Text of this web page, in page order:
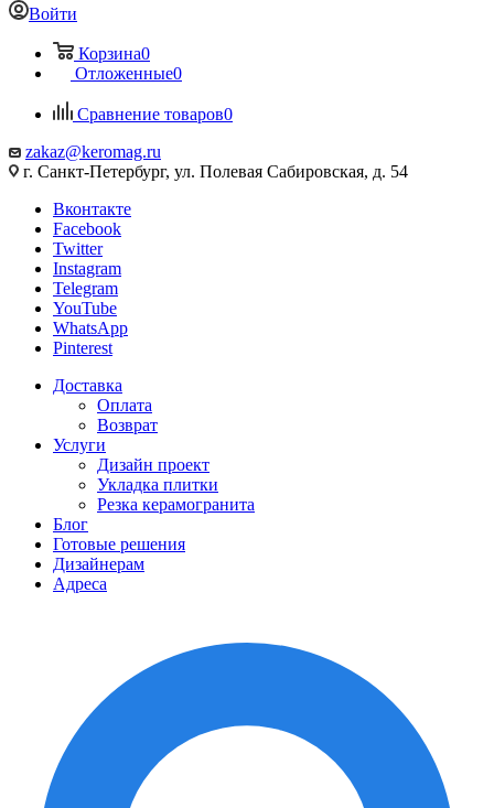
Войти
Корзина0
Отложенные0
Сравнение товаров0
zakaz@keromag.ru
г. Санкт-Петербург, ул. Полевая Сабировская, д. 54
Вконтакте
Facebook
Twitter
Instagram
Telegram
YouTube
WhatsApp
Pinterest
Доставка
Оплата
Возврат
Услуги
Дизайн проект
Укладка плитки
Резка керамогранита
Блог
Готовые решения
Дизайнерам
Адреса